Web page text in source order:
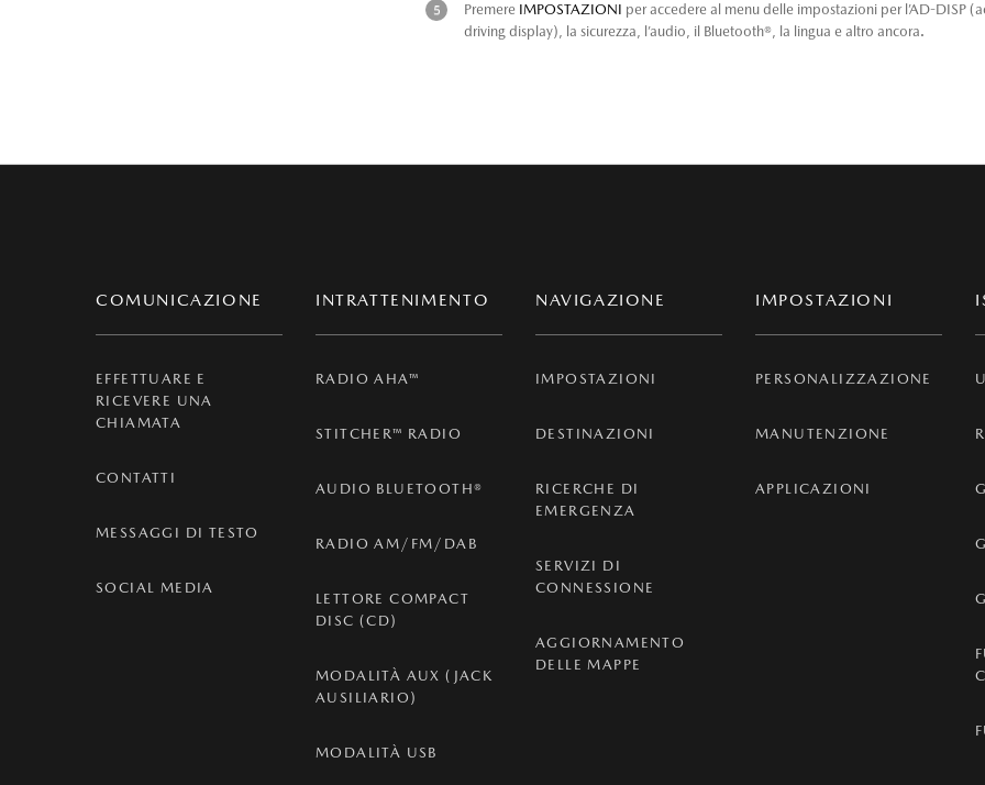
Premere IMPOSTAZIONI per accedere al menu delle impostazioni per l’AD-DISP
driving display), la sicurezza, l’audio, il Bluetooth®, la lingua e altro ancora.
COMUNICAZIONE
EFFETTUARE E
RICEVERE UNA
CHIAMATA
CONTATTI
MESSAGGI DI TESTO
SOCIAL MEDIA
INTRATTENIMENTO
RADIO AHA™
STITCHER™ RADIO
AUDIO BLUETOOTH®
RADIO AM/FM/DAB
LETTORE COMPACT
DISC (CD)
MODALITÀ AUX (JACK
AUSILIARIO)
MODALITÀ USB
NAVIGAZIONE
IMPOSTAZIONI
DESTINAZIONI
RICERCHE DI
EMERGENZA
SERVIZI DI
CONNESSIONE
AGGIORNAMENTO
DELLE MAPPE
IMPOSTAZIONI
PERSONALIZZAZIONE
MANUTENZIONE
APPLICAZIONI